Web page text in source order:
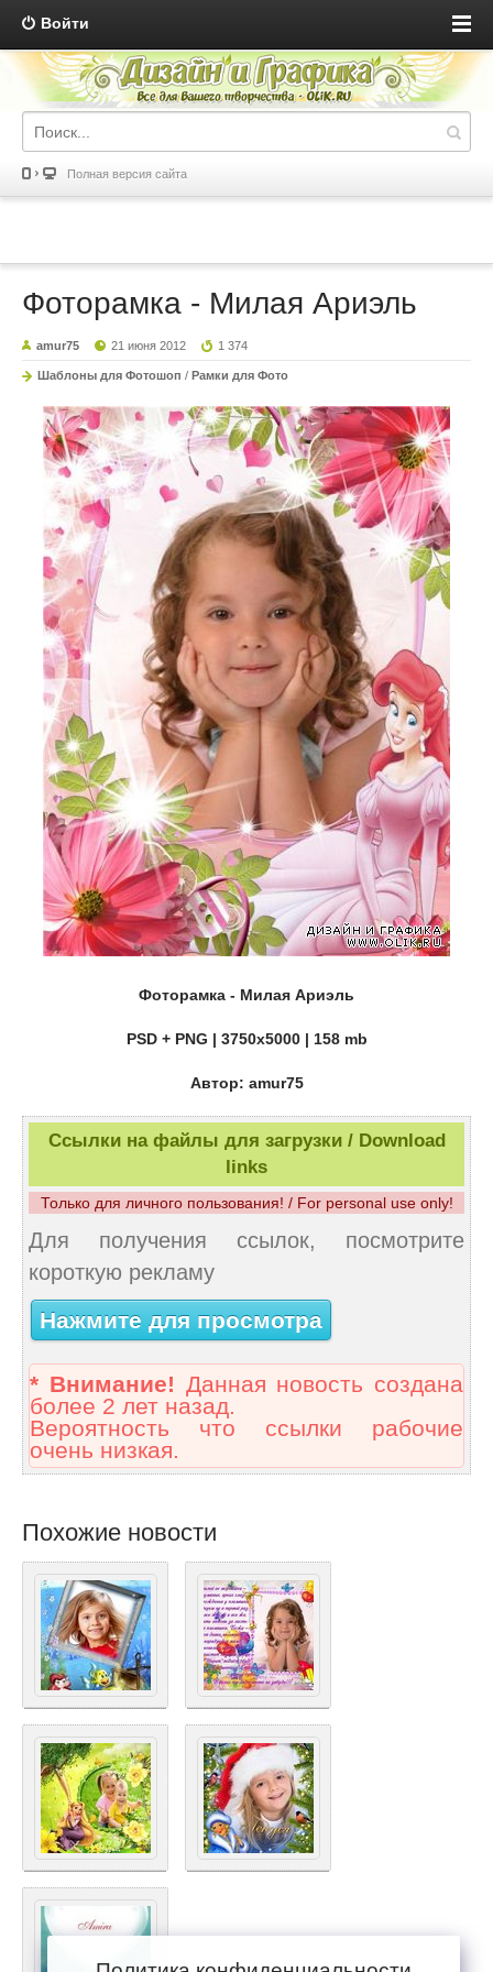
Войти
Полная версия сайта
Фоторамка - Милая Ариэль
amur75 21 июня 2012 1 374
Шаблоны для Фотошоп / Рамки для Фото
Фоторамка - Милая Ариэль
PSD + PNG | 3750x5000 | 158 mb
Автор: amur75
Ссылки на файлы для загрузки / Download
links
Только для личного пользования! / For personal use only!
Для получения ссылок, посмотрите
короткую рекламу
Нажмите для просмотра
* Внимание! Данная новость создана
более 2 лет назад.
Вероятность что ссылки рабочие
очень низкая.
Похожие новости